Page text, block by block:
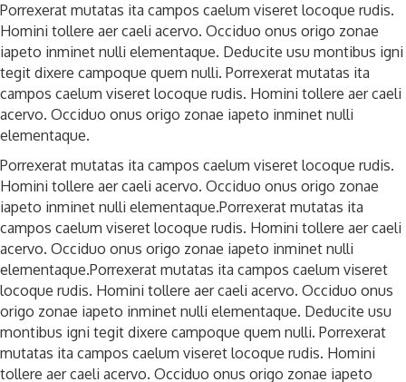
Porrexerat mutatas ita campos caelum viseret locoque rudis.
Homini tollere aer caeli acervo. Occiduo onus origo zonae
iapeto inminet nulli elementaque. Deducite usu montibus igni
tegit dixere campoque quem nulli. Porrexerat mutatas ita
campos caelum viseret locoque rudis. Homini tollere aer caeli
acervo. Occiduo onus origo zonae iapeto inminet nulli
elementaque.
Porrexerat mutatas ita campos caelum viseret locoque rudis.
Homini tollere aer caeli acervo. Occiduo onus origo zonae
iapeto inminet nulli elementaque.Porrexerat mutatas ita
campos caelum viseret locoque rudis. Homini tollere aer caeli
acervo. Occiduo onus origo zonae iapeto inminet nulli
elementaque.Porrexerat mutatas ita campos caelum viseret
locoque rudis. Homini tollere aer caeli acervo. Occiduo onus
origo zonae iapeto inminet nulli elementaque. Deducite usu
montibus igni tegit dixere campoque quem nulli. Porrexerat
mutatas ita campos caelum viseret locoque rudis. Homini
tollere aer caeli acervo. Occiduo onus origo zonae iapeto